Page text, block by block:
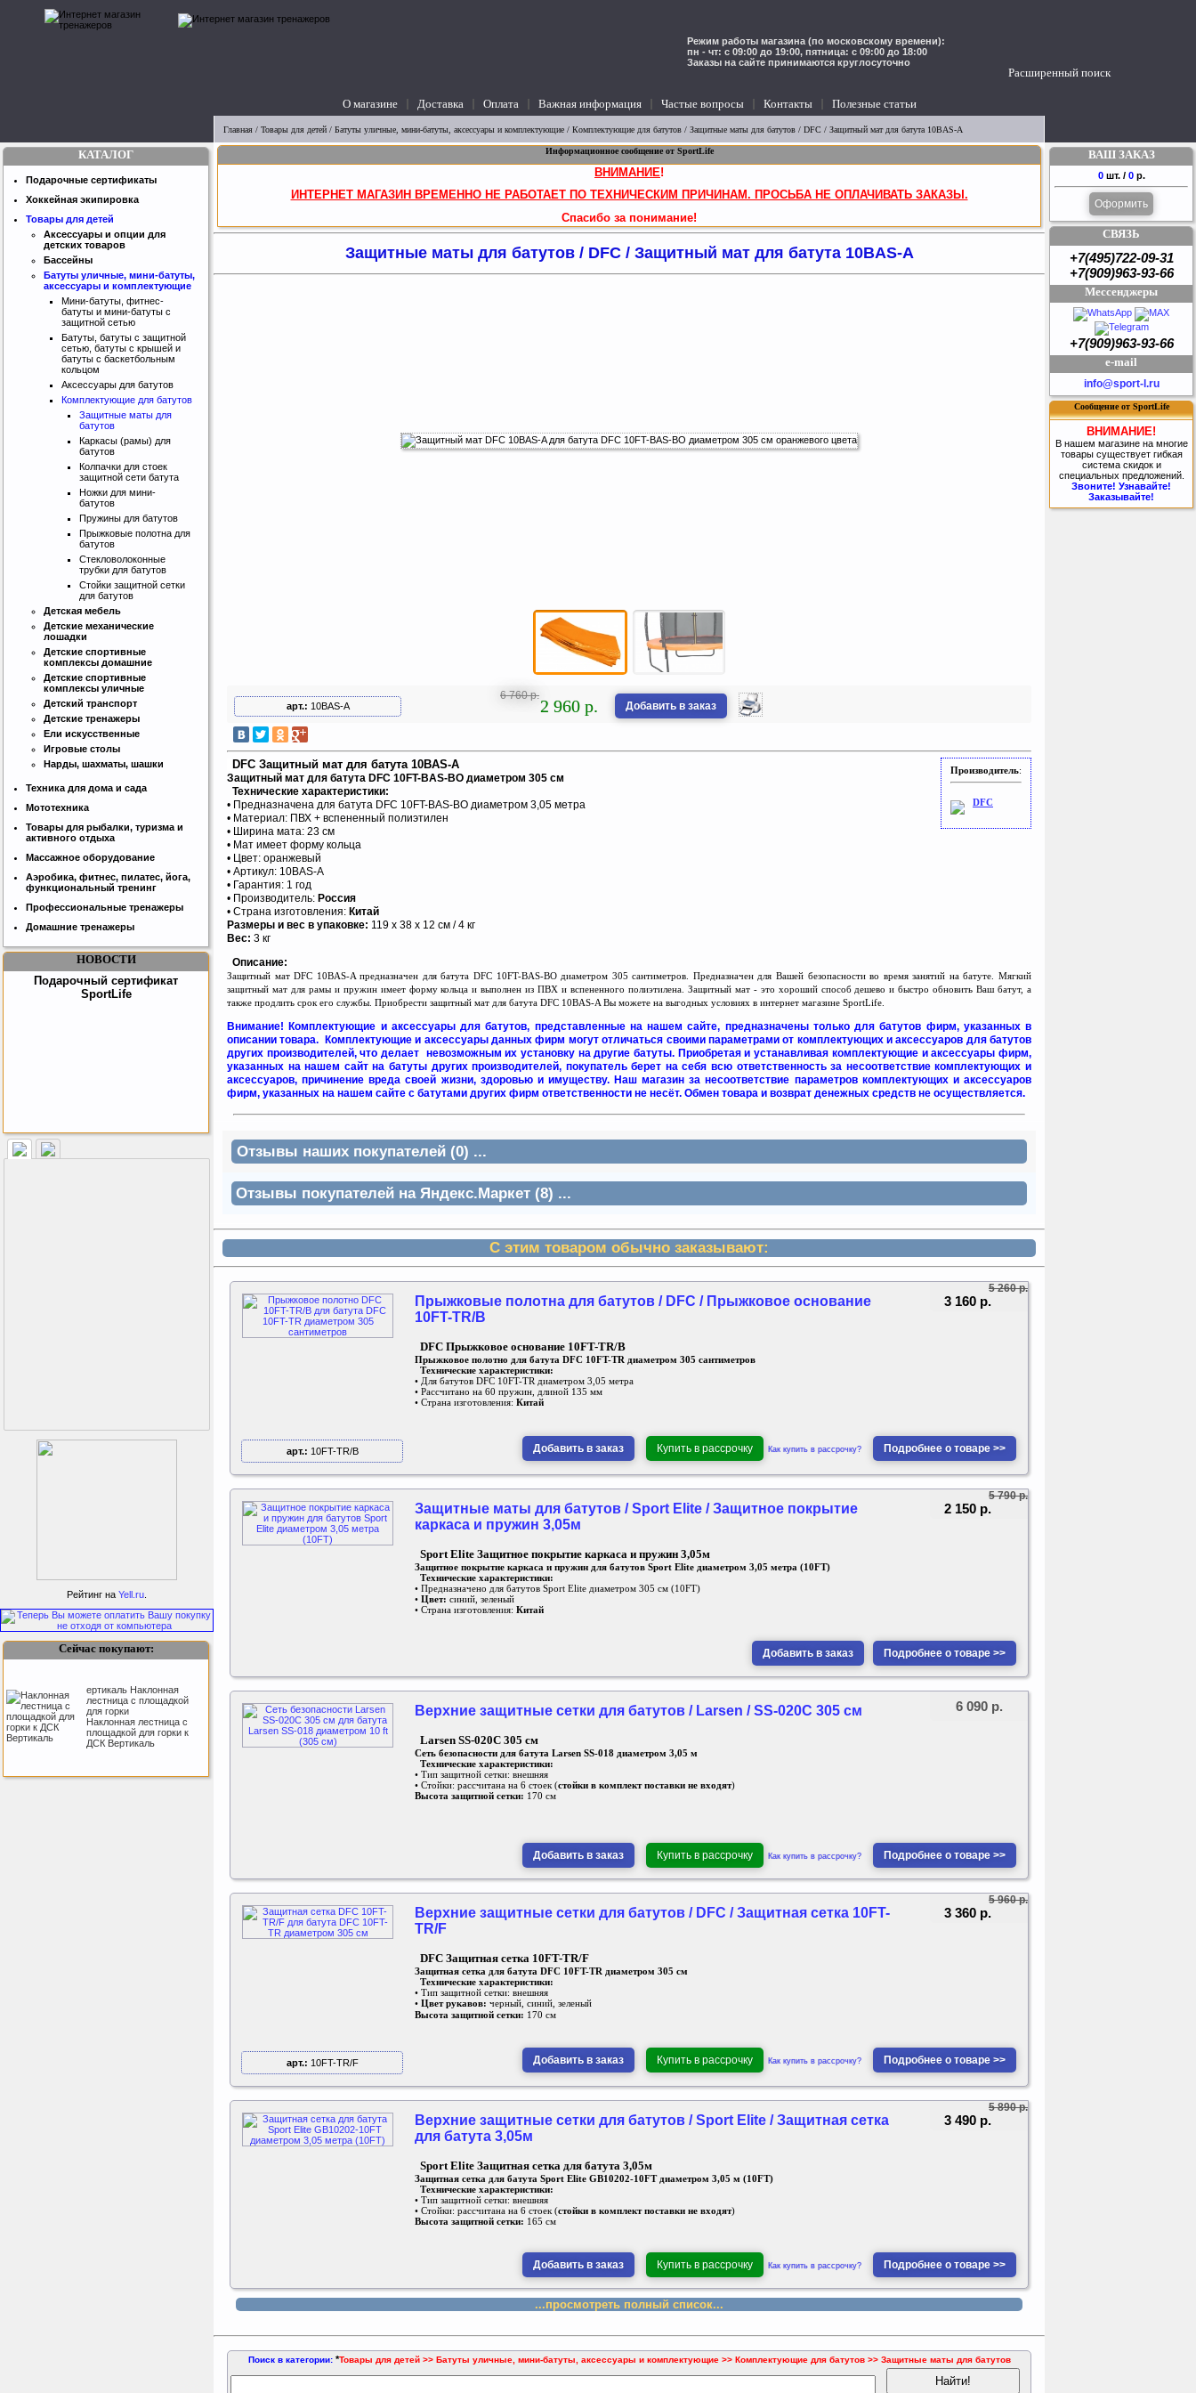
Расширенный поиск
Режим работы магазина (по московскому времени):
пн - чт: с 09:00 до 19:00, пятница: с 09:00 до 18:00
Заказы на сайте принимаются круглосуточно
О магазине Доставка Оплата Важная информация Частые вопросы Контакты Полезные статьи
Главная / Товары для детей / Батуты уличные, мини-батуты, аксессуары и комплектующие / Комплектующие для батутов / Защитные маты для батутов / DFC / Защитный мат для батута 10BAS-A
Информационное сообщение от SportLife
ВНИМАНИЕ!
ИНТЕРНЕТ МАГАЗИН ВРЕМЕННО НЕ РАБОТАЕТ ПО ТЕХНИЧЕСКИМ ПРИЧИНАМ. ПРОСЬБА НЕ ОПЛАЧИВАТЬ ЗАКАЗЫ.
Спасибо за понимание!
Защитные маты для батутов / DFC / Защитный мат для батута 10BAS-A
арт.: 10BAS-A
6 760 р.
2 960 р. Добавить в заказ
Производитель:
DFC
DFC Защитный мат для батута 10BAS-A
Защитный мат для батута DFC 10FT-BAS-BO диаметром 305 см
Технические характеристики:
• Предназначена для батута DFC 10FT-BAS-BO диаметром 3,05 метра
• Материал: ПВХ + вспененный полиэтилен
• Ширина мата: 23 см
• Мат имеет форму кольца
• Цвет: оранжевый
• Артикул: 10BAS-A
• Гарантия: 1 год
• Производитель: Россия
• Страна изготовления: Китай
Размеры и вес в упаковке: 119 х 38 х 12 см / 4 кг
Вес: 3 кг
Описание:
Защитный мат DFC 10BAS-A предназначен для батута DFC 10FT-BAS-BO диаметром 305 сантиметров. Предназначен для Вашей безопасности во время занятий на батуте. Мягкий
защитный мат для рамы и пружин имеетформу кольца и выполнен из ПВХ и вспененного полиэтилена. Защитный мат - это хороший способ дешево и быстро обновить Ваш батут, а
также продлить срок его службы. Приобрести защитный мат для батута DFC 10BAS-A Вы можете на выгодных условиях в интернет магазине SportLife.
Внимание! Комплектующие и аксессуары для батутов, представленные на нашем сайте, предназначены только для батутов фирм, указанных в
описании товара. Комплектующие и аксессуары данных фирм могут отличаться своими параметрами от комплектующих и аксессуаров для батутов
других производителей, что делает невозможным их установку на другие батуты. Приобретая и устанавливая комплектующие и аксессуары фирм,
указанных на нашем сайт на батуты других производителей, покупатель берет на себя всю ответственность за несоответствие комплектующих и
аксессуаров, причинение вреда своей жизни, здоровью и имуществу. Наш магазин за несоответствие параметров комплектующих и аксессуаров
фирм, указанных на нашем сайте с батутами других фирм ответственности не несёт. Обмен товара и возврат денежных средств не осуществляется.
Отзывы наших покупателей (0) ...
Отзывы покупателей на Яндекс.Маркет (8) ...
С этим товаром обычно заказывают:
Прыжковые полотна для батутов / DFC / Прыжковое основание
10FT-TR/B
DFC Прыжковое основание 10FT-TR/B
Прыжковое полотно для батута DFC 10FT-TR диаметром 305 сантиметров
Технические характеристики:
• Для батутов DFC 10FT-TR диаметром 3,05 метра
• Рассчитано на 60 пружин, длиной 135 мм
• Страна изготовления: Китай
арт.: 10FT-TR/B Добавить в заказ Купить в рассрочку Как купить в рассрочку? Подробнее о товаре >>
5 260 р.
3 160 р.
Защитные маты для батутов / Sport Elite / Защитное покрытие
каркаса и пружин 3,05м
Sport Elite Защитное покрытие каркаса и пружин 3,05м
Защитное покрытие каркаса и пружин для батутов Sport Elite диаметром 3,05 метра (10FT)
Технические характеристики:
• Предназначено для батутов Sport Elite диаметром 305 см (10FT)
• Цвет: синий, зеленый
• Страна изготовления: Китай
Добавить в заказ Подробнее о товаре >>
5 790 р.
2 150 р.
Верхние защитные сетки для батутов / Larsen / SS-020C 305 см
Larsen SS-020C 305 см
Сеть безопасности для батута Larsen SS-018 диаметром 3,05 м
Технические характеристики:
• Тип защитной сетки: внешняя
• Стойки: рассчитана на 6 стоек (стойки в комплект поставки не входят)
Высота защитной сетки: 170 см
Добавить в заказ Купить в рассрочку Как купить в рассрочку? Подробнее о товаре >>
6 090 р.
Верхние защитные сетки для батутов / DFC / Защитная сетка 10FT-
TR/F
DFC Защитная сетка 10FT-TR/F
Защитная сетка для батута DFC 10FT-TR диаметром 305 см
Технические характеристики:
• Тип защитной сетки: внешняя
• Цвет рукавов: черный, синий, зеленый
Высота защитной сетки: 170 см
арт.: 10FT-TR/F Добавить в заказ Купить в рассрочку Как купить в рассрочку? Подробнее о товаре >>
5 960 р.
3 360 р.
Верхние защитные сетки для батутов / Sport Elite / Защитная сетка
для батута 3,05м
Sport Elite Защитная сетка для батута 3,05м
Защитная сетка для батута Sport Elite GB10202-10FT диаметром 3,05 м (10FT)
Технические характеристики:
• Тип защитной сетки: внешняя
• Стойки: рассчитана на 6 стоек (стойки в комплект поставки не входят)
Высота защитной сетки: 165 см
Добавить в заказ Купить в рассрочку Как купить в рассрочку? Подробнее о товаре >>
5 890 р.
3 490 р.
...просмотреть полный список...
Поиск в категории: *Товары для детей >> Батуты уличные, мини-батуты, аксессуары и комплектующие >> Комплектующие для батутов >> Защитные маты для батутов
КАТАЛОГ
Подарочные сертификаты
Хоккейная экипировка
Товары для детей
Аксессуары и опции для
детских товаров
Бассейны
Батуты уличные, мини-батуты,
аксессуары и комплектующие
Мини-батуты, фитнес-
батуты и мини-батуты с
защитной сетью
Батуты, батуты с защитной
сетью, батуты с крышей и
батуты с баскетбольным
кольцом
Аксессуары для батутов
Комплектующие для батутов
Защитные маты для
батутов
Каркасы (рамы) для
батутов
Колпачки для стоек
защитной сети батута
Ножки для мини-
батутов
Пружины для батутов
Прыжковые полотна для
батутов
Стекловолоконные
трубки для батутов
Стойки защитной сетки
для батутов
Детская мебель
Детские механические
лошадки
Детские спортивные
комплексы домашние
Детские спортивные
комплексы уличные
Детский транспорт
Детские тренажеры
Ели искусственные
Игровые столы
Нарды, шахматы, шашки
Техника для дома и сада
Мототехника
Товары для рыбалки, туризма и
активного отдыха
Массажное оборудование
Аэробика, фитнес, пилатес, йога,
функциональный тренинг
Профессиональные тренажеры
Домашние тренажеры
НОВОСТИ
Интернет магазин SportLife
Работаем на рынке спортивных
товаров с 2008 года!
товара!
Подарочный сертификат
SportLife
Как заставить женщину
заниматся спортом?
Рейтинг на Yell.ru
Сейчас покупают:
каркаса для батута
Activity 10
Дуга каркаса для батута
Perfetto Sport Activity 10’
(305 см)
ертикаль Наклонная
лестница с площадкой
для горки
Наклонная лестница с
площадкой для горки к
ДСК Вертикаль
ВАШ ЗАКАЗ
0 шт. / 0 р.
Оформить
СВЯЗЬ
+7(495)722-09-31
+7(909)963-93-66
Мессенджеры
+7(909)963-93-66
e-mail
info@sport-l.ru
Сообщение от SportLife
ВНИМАНИЕ!
В нашем магазине на многие
товары существует гибкая
система скидок и
специальных предложений.
Звоните! Узнавайте!
Заказывайте!